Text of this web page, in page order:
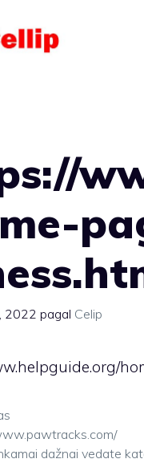
2022 pagal Celip
dažnai vedate